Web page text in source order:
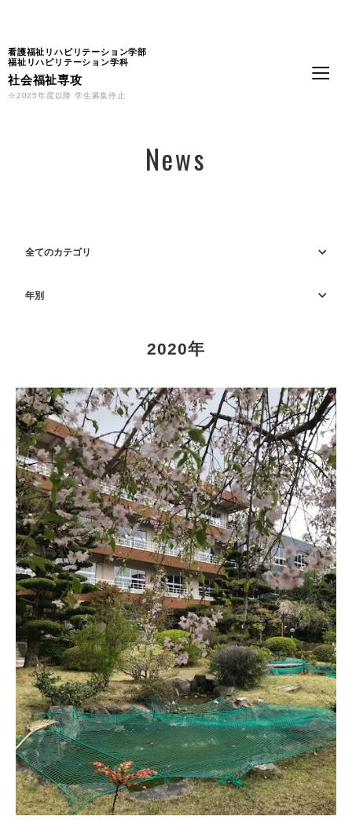
看護福祉リハビリテーション学部
福祉リハビリテーション学科
社会福祉専攻
※2025年度以降 学生募集停止
News
全てのカテゴリ
年別
2020年